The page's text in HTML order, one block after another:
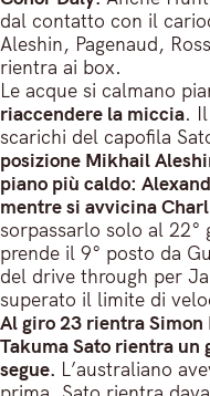
dal contatto con il
Aleshin, Pagenaud,
rientra ai box.
Le acque si calmano
riaccendere la miccia.
scarichi del capofila
posizione Mikhail
piano più caldo:
mentre si avvicina
sorpassarlo solo al 22°
prende il 9° posto da
del drive through per
superato il limite di
Al giro 23 rientra Simon
Takuma Sato rientra un
segue. L’australiano